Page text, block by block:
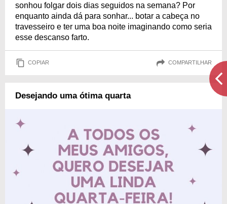
sonhou folgar dois dias seguidos na semana? Por
enquanto ainda dá para sonhar... botar a cabeça no
travesseiro e ter uma boa noite imaginando como seria
esse descanso farto.
COPIAR COMPARTILHAR
Desejando uma ótima quarta